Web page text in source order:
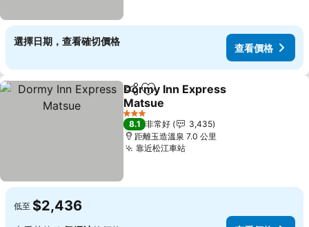
選擇日期，查看確切價格
查看價格
分享 加入我的最愛
Dormy Inn Express
Matsue
3 星級
8.1 非常好
3,435
距離玉造溫泉 7.0 公里
靠近松江車站
低至 $2,436